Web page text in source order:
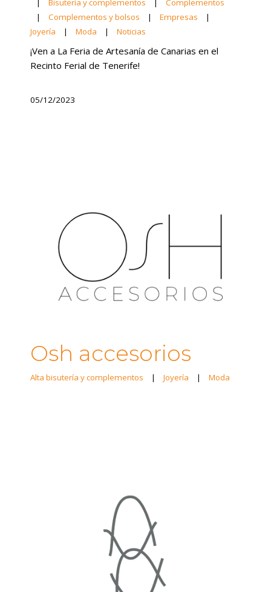
|
Complementos y bolsos | Empresas
|
Joyería
| Moda | Noticias
¡Ven a La Feria de Artesanía de Canarias en el
Recinto Ferial de Tenerife!
05/12/2023
Osh accesorios
Alta bisutería y complementos | Joyería | Moda